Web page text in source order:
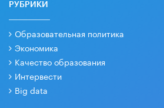
РУБРИКИ
Образовательная политика
Экономика
Качество образования
Интервести
Big data